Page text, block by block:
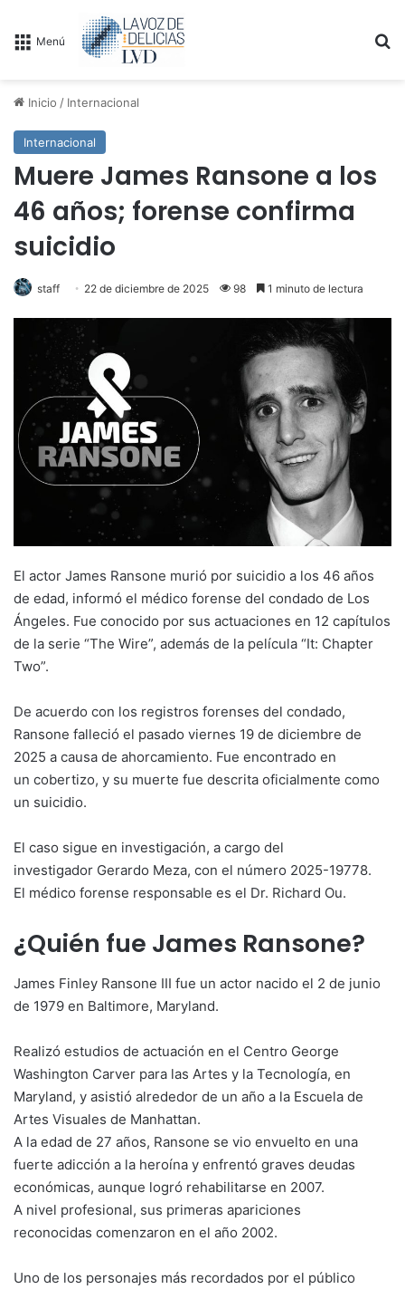
Menú
Inicio / Internacional
Internacional
Muere James Ransone a los
46 años; forense confirma
suicidio
staff 22 de diciembre de 2025 98 1 minuto de lectura
El actor James Ransone murió por suicidio a los 46 años
de edad, informó el médico forense del condado de Los
Ángeles. Fue conocido por sus actuaciones en 12 capítulos
de la serie “The Wire”, además de la película “It: Chapter
Two”.
De acuerdo con los registros forenses del condado,
Ransone falleció el pasado viernes 19 de diciembre de
2025 a causa de ahorcamiento. Fue encontrado en
un cobertizo, y su muerte fue descrita oficialmente como
un suicidio.
El caso sigue en investigación, a cargo del
investigador Gerardo Meza, con el número 2025-19778.
El médico forense responsable es el Dr. Richard Ou.
¿Quién fue James Ransone?
James Finley Ransone III fue un actor nacido el 2 de junio
de 1979 en Baltimore, Maryland.
Realizó estudios de actuación en el Centro George
Washington Carver para las Artes y la Tecnología, en
Maryland, y asistió alrededor de un año a la Escuela de
Artes Visuales de Manhattan.
A la edad de 27 años, Ransone se vio envuelto en una
fuerte adicción a la heroína y enfrentó graves deudas
económicas, aunque logró rehabilitarse en 2007.
A nivel profesional, sus primeras apariciones
reconocidas comenzaron en el año 2002.
Uno de los personajes más recordados por el público